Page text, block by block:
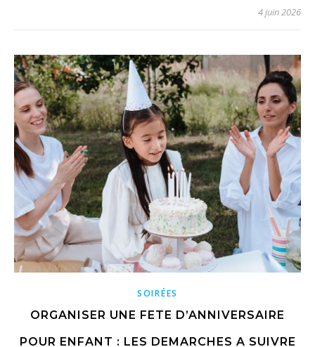
4 juin 2026
SOIRÉES
ORGANISER UNE FETE D’ANNIVERSAIRE
POUR ENFANT : LES DEMARCHES A SUIVRE